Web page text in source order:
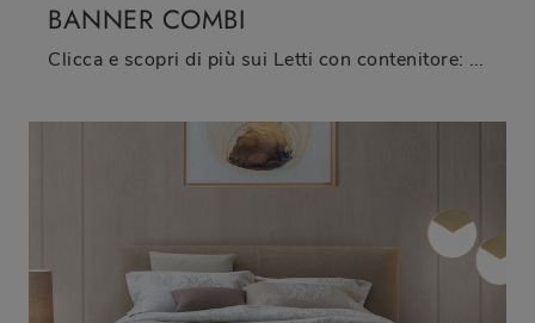
BANNER COMBI
Clicca e scopri di più sui Letti con contenitore: se vuoi modelli matrimoniali moderni, il modello Banner Combi Oggioni fa per te.